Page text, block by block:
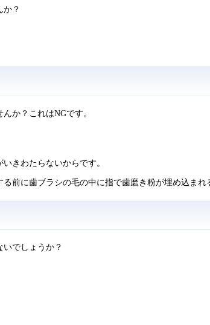
か？
か？これはNGです。
きわたらないからです。
前に歯ブラシの毛の中に指で歯磨き粉が埋め込ま
でしょうか？